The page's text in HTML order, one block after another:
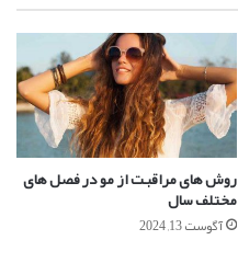
روش های مراقبت از مو در فصل های
مختلف سال
آگوست 13, 2024